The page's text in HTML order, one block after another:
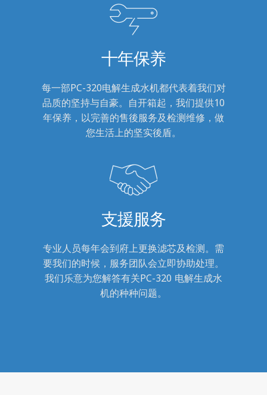
十年保养
每一部PC-320电解生成水机都代表着我们对
品质的坚持与自豪。自开箱起，我们提供10
年保养，以完善的售後服务及检测维修，做
您生活上的坚实後盾。
支援服务
专业人员每年会到府上更换滤芯及检测。需
要我们的时候，服务团队会立即协助处理。
我们乐意为您解答有关PC-320 电解生成水
机的种种问题。